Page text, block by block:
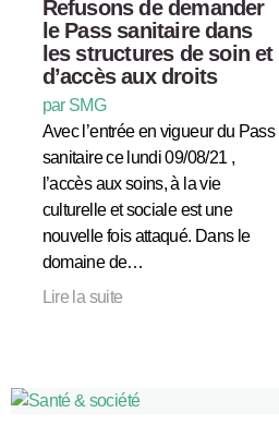
Refusons de demander
le Pass sanitaire dans
les structures de soin et
d’accès aux droits
par SMG
Avec l’entrée en vigueur du Pass
sanitaire ce lundi 09/08/21 ,
l’accès aux soins, à la vie
culturelle et sociale est une
nouvelle fois attaqué. Dans le
domaine de…
Lire la suite